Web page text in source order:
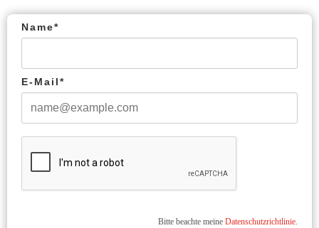
Name*
E-Mail*
Bitte beachte meine Datenschutzrichtlinie.